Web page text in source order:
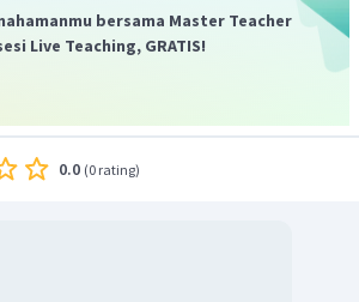
bersama Master Teacher
Live Teaching, GRATIS!
0.0 (0 rating)